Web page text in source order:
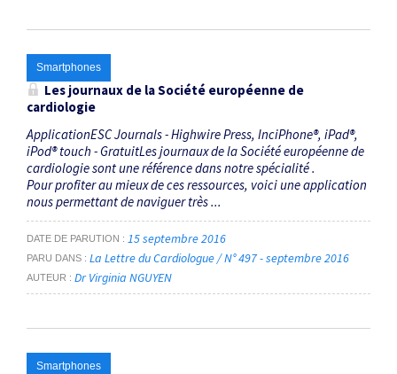
Smartphones
Les journaux de la Société européenne de
cardiologie
ApplicationESC Journals - Highwire Press, InciPhone®, iPad®,
iPod® touch - GratuitLes journaux de la Société européenne de
cardiologie sont une référence dans notre spécialité .
Pour profiter au mieux de ces ressources, voici une application
nous permettant de naviguer très ...
DATE DE PARUTION 15 septembre 2016
PARU DANS La Lettre du Cardiologue / N° 497 - septembre 2016
AUTEUR Dr Virginia NGUYEN
Smartphones